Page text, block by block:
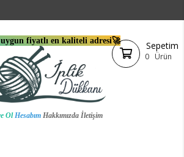
fiyatlı en kaliteli adresi🚀
Ol Hesabım Hakkımızda İletişim
Sepetim
0 Ürün